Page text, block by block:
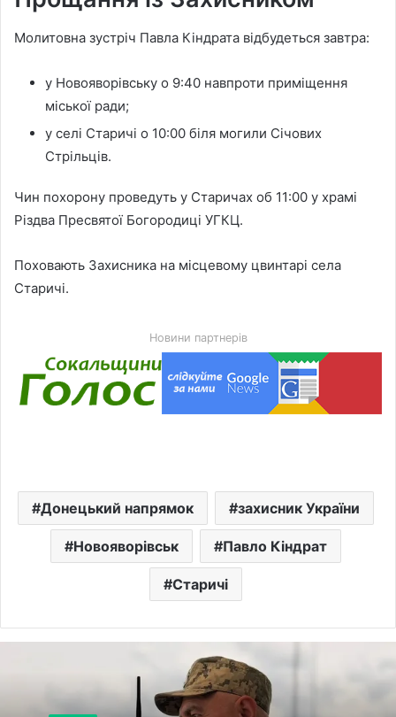
Молитовна зустріч Павла Кіндрата відбудеться завтра:
у Новояворівську о 9:40 навпроти приміщення
міської ради;
у селі Старичі о 10:00 біля могили Січових
Стрільців.
Чин похорону проведуть у Старичах об 11:00 у храмі
Різдва Пресвятої Богородиці УГКЦ.
Поховають Захисника на місцевому цвинтарі села
Старичі.
Новини партнерів
Донецький напрямок захисник України
Новояворівськ Павло Кіндрат
Старичі